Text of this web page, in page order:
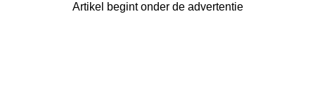
Artikel begint onder de advertentie